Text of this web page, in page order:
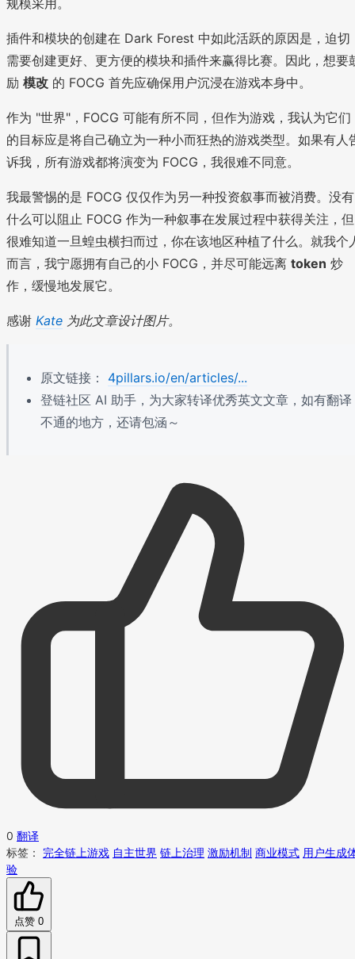
插件和模块的创建在 Dark Forest 中如此活跃的原因是，迫切
需要创建更好、更方便的模块和插件来赢得比赛。因此，想要
励 模改 的 FOCG 首先应确保用户沉浸在游戏本身中。
作为 "世界"，FOCG 可能有所不同，但作为游戏，我认为它们
的目标应是将自己确立为一种小而狂热的游戏类型。如果有人
诉我，所有游戏都将演变为 FOCG，我很难不同意。
我最警惕的是 FOCG 仅仅作为另一种投资叙事而被消费。没有
什么可以阻止 FOCG 作为一种叙事在发展过程中获得关注，但
很难知道一旦蝗虫横扫而过，你在该地区种植了什么。就我个
而言，我宁愿拥有自己的小 FOCG，并尽可能远离 token 炒
作，缓慢地发展它。
感谢 Kate 为此文章设计图片。
原文链接： 4pillars.io/en/articles/...
登链社区 AI 助手，为大家转译优秀英文文章，如有翻译
不通的地方，还请包涵～
0 翻译
标签：
完全链上游戏 自主世界 链上治理 激励机制 商业模式 用户生成
验
点赞 0